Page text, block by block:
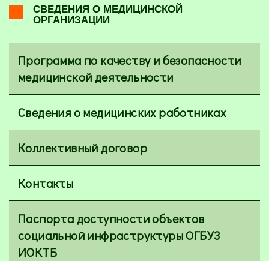
СВЕДЕНИЯ О МЕДИЦИНСКОЙ
ОРГАНИЗАЦИИ
Программа по качеству и безопасности
медицинской деятельности
Сведения о медицинских работниках
Коллективный договор
Контакты
Паспорта доступности объектов
социальной инфраструктуры ОГБУЗ
ИОКТБ